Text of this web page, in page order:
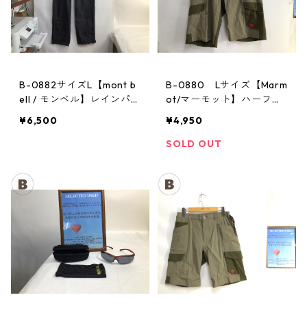
B-0882サイズL【mont b
ell / モンベル】レインパン
ィースL
¥6,500
B-0880 Lサイズ【Marm
ot/マーモット】ハーフパ
Men's BGOL
¥4,950
SOLD OUT